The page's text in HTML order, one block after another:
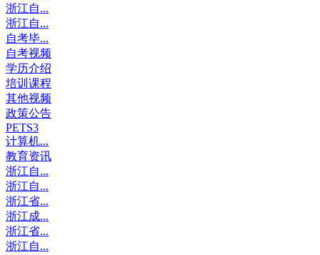
浙江自...
浙江自...
自考毕...
自考视频
学历介绍
培训课程
其他视频
政策公告
PETS3
计算机...
教育资讯
浙江自...
浙江自...
浙江省...
浙江成...
浙江省...
浙江自...